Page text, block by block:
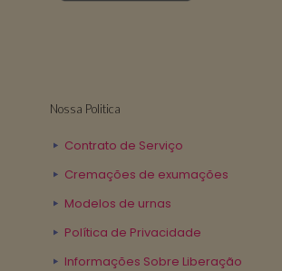
Nossa Politica
Contrato de Serviço
Cremações de exumações
Modelos de urnas
Política de Privacidade
Informações Sobre Liberação